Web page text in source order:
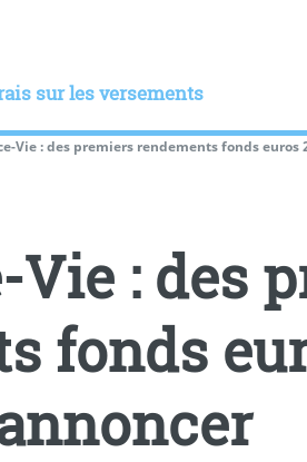
sur les versements
Vie : des premiers rendements fonds euros
: des
fonds